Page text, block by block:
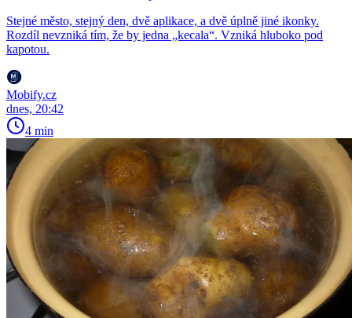
Stejné město, stejný den, dvě aplikace, a dvě úplně jiné ikonky.
Rozdíl nevzniká tím, že by jedna „kecala“. Vzniká hluboko pod
kapotou.
Mobify.cz
dnes, 20:42
4 min